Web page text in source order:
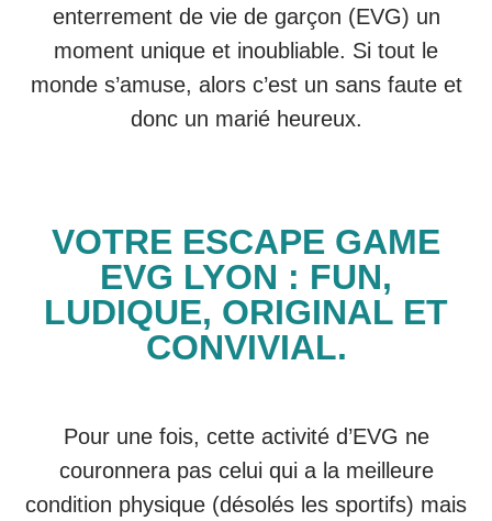
enterrement de vie de garçon (EVG) un
moment unique et inoubliable. Si tout le
monde s’amuse, alors c’est un sans faute et
donc un marié heureux.
VOTRE ESCAPE GAME
EVG LYON : FUN,
LUDIQUE, ORIGINAL ET
CONVIVIAL.
Pour une fois, cette activité d’EVG ne
couronnera pas celui qui a la meilleure
condition physique (désolés les sportifs) mais